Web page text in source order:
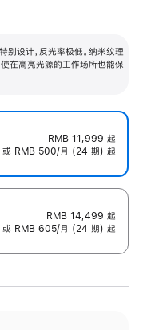
别设计，反光率极低。纳米纹理
在高亮光源的工作场所也能保
RMB 11,999 起
或 RMB 500/月 (24 期) 起
RMB 14,499 起
或 RMB 605/月 (24 期) 起